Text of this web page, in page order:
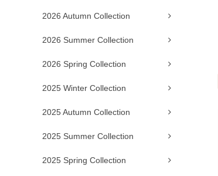
2026 Autumn Collection
2026 Summer Collection
2026 Spring Collection
2025 Winter Collection
2025 Autumn Collection
2025 Summer Collection
2025 Spring Collection